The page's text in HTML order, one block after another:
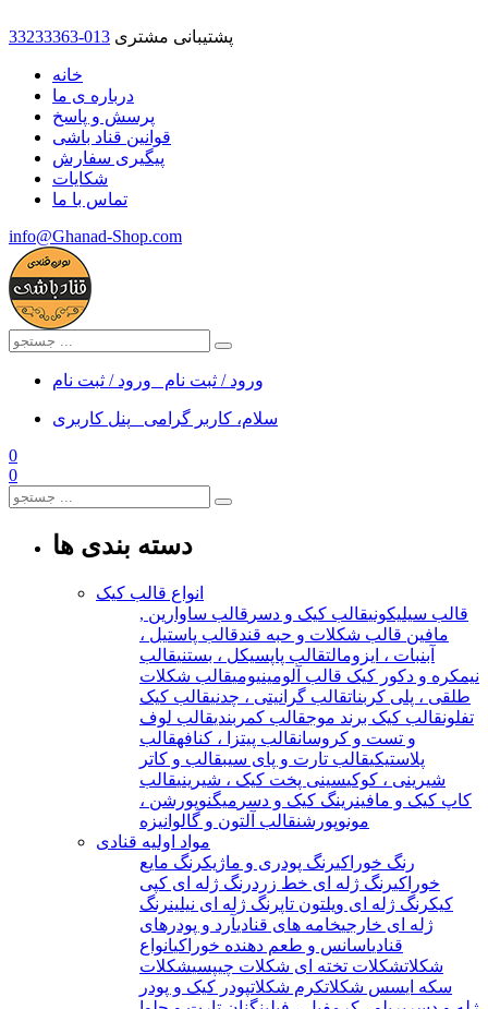
33233363-013 پشتیبانی مشتری
خانه
درباره ی ما
پرسش و پاسخ
قوانین قناد باشی
پیگیری سفارش
شکایات
تماس با ما
info@Ghanad-Shop.com
ورود / ثبت نام ورود / ثبت نام
سلام، کاربر گرامی
پنل کاربری
0
0
دسته بندی ها
انواع قالب کیک
قالب سیلیکونیقالب کیک و دسر قالب ساوارین ,
مافین قالب شکلات و حبه قندقالب پاستیل ،
آبنبات ، ایزومالتقالب پاپسیکل ، بستنیقالب
نیمکره و دکور کیک قالب آلومینیومیقالب شکلات
طلقی ، پلی کربناتقالب گرانیتی ، چدنیقالب کیک
تفلونقالب کیک برند موجقالب کمربندیقالب لوف
و تست و کروسانقالب پیتزا ، کنافهقالب
پلاستیکیقالب تارت و پای سیبقالب و کاتر
شیرینی ، کوکیسینی پخت کیک ، شیرینیقالب
کاپ کیک و مافینرینگ کیک و دسر میگنوپورشن ،
مونوپورشنقالب آلتون و گالوانیزه
مواد اولیه قنادی
رنگ خوراکیرنگ پودری و ماژیکرنگ مایع
خوراکیرنگ ژله ای خط زردرنگ ژله ای کپی
کیکرنگ ژله ای ویلتون تاپرنگ ژله ای نیلینرنگ
ژله ای خارجیخامه های قنادیآرد و پودرهای
قنادیاسانس و طعم دهنده خوراکیانواع
شکلاتشکلات تخته ای شکلات چیپسیشکلات
سکه ایسس شکلاتکرم شکلاتپودر کیک و پودر